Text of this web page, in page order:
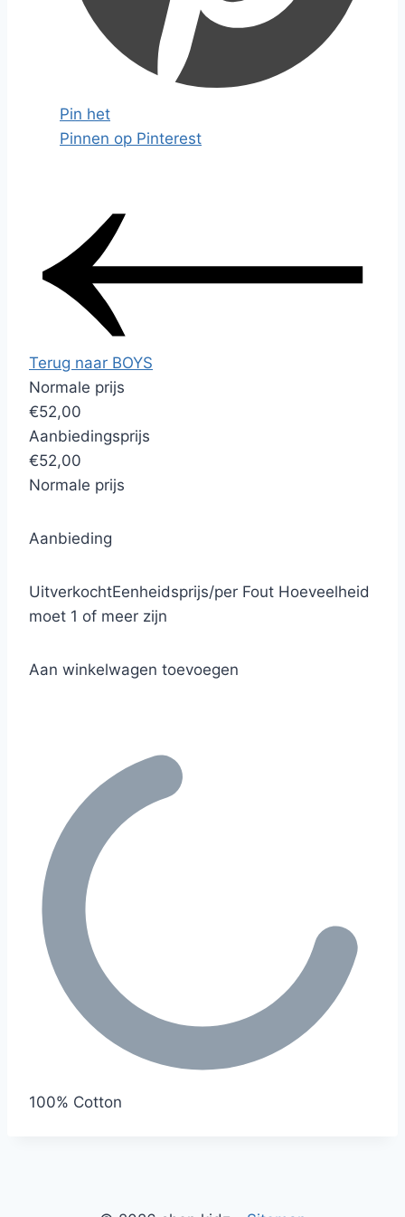
Pin het
Pinnen op Pinterest
Terug naar BOYS
Normale prijs
€52,00
Aanbiedingsprijs
€52,00
Normale prijs
Aanbieding
UitverkochtEenheidsprijs/per Fout Hoeveelheid
moet 1 of meer zijn
Aan winkelwagen toevoegen
100% Cotton